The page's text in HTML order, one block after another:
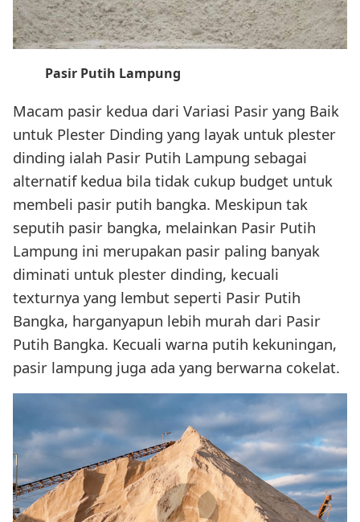
Pasir Putih Lampung
Macam pasir kedua dari Variasi Pasir yang Baik
untuk Plester Dinding yang layak untuk plester
dinding ialah Pasir Putih Lampung sebagai
alternatif kedua bila tidak cukup budget untuk
membeli pasir putih bangka. Meskipun tak
seputih pasir bangka, melainkan Pasir Putih
Lampung ini merupakan pasir paling banyak
diminati untuk plester dinding, kecuali
texturnya yang lembut seperti Pasir Putih
Bangka, harganyapun lebih murah dari Pasir
Putih Bangka. Kecuali warna putih kekuningan,
pasir lampung juga ada yang berwarna cokelat.